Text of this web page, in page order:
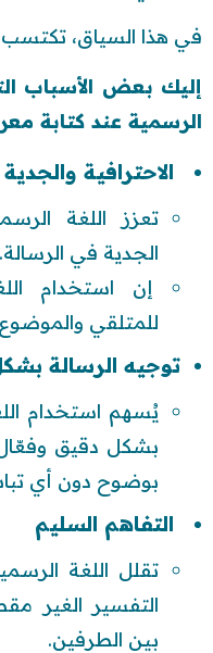
في هذا السياق، تكتسب
إليك بعض الأسباب
الرسمية عند كتابة
الاحترافية والجدية
تعزز اللغة
الجدية في الرسالة.
إن استخدام
للمتلقي
توجيه الرسالة
يُسهم استخدام
بشكل دقيق
بوضوح دون أي
التفاهم السليم
تقلل اللغة
التفسير الغير
بين الطرفين.